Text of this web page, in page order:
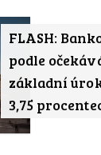
FLASH:
podle
základní
3,75